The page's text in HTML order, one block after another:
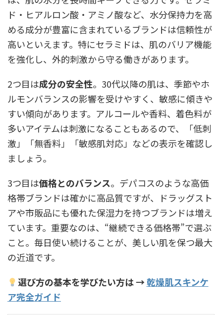
ド・ヒアルロン酸・アミノ酸など、水分保持力を高
める成分が豊富に含まれているブランドは信頼性が
高いといえます。特にセラミドは、肌のバリア機能
を強化し、外的刺激から守る働きがあります。
2つ目は成分の安全性。30代以降の肌は、季節やホ
ルモンバランスの影響を受けやすく、敏感に傾きや
すい傾向があります。アルコールや香料、着色料が
多いアイテムは刺激になることもあるので、「低刺
激」「無香料」「敏感肌対応」などの表示を確認し
ましょう。
3つ目は価格とのバランス。デパコスのような高価
格帯ブランドは確かに高品質ですが、ドラッグスト
アや市販品にも優れた保湿力を持つブランドは増え
ています。重要なのは、“継続できる価格帯”で選ぶ
こと。毎日使い続けることが、美しい肌を保つ最大
の近道です。
選び方の基本を学びたい方は →乾燥肌スキンケ
ア完全ガイド